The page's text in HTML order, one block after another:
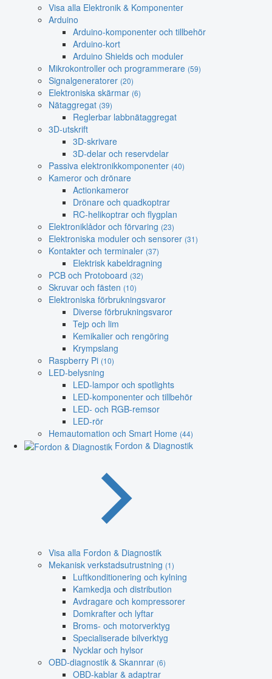
Visa alla Elektronik & Komponenter
Arduino
Arduino-komponenter och tillbehör
Arduino-kort
Arduino Shields och moduler
Mikrokontroller och programmerare (59)
Signalgeneratorer (20)
Elektroniska skärmar (6)
Nätaggregat (39)
Reglerbar labbnätaggregat
3D-utskrift
3D-skrivare
3D-delar och reservdelar
Passiva elektronikkomponenter (40)
Kameror och drönare
Actionkameror
Drönare och quadkoptrar
RC-helikoptrar och flygplan
Elektroniklådor och förvaring (23)
Elektroniska moduler och sensorer (31)
Kontakter och terminaler (37)
Elektrisk kabeldragning
PCB och Protoboard (32)
Skruvar och fästen (10)
Elektroniska förbrukningsvaror
Diverse förbrukningsvaror
Tejp och lim
Kemikalier och rengöring
Krympslang
Raspberry Pi (10)
LED-belysning
LED-lampor och spotlights
LED-komponenter och tillbehör
LED- och RGB-remsor
LED-rör
Hemautomation och Smart Home (44)
Fordon & Diagnostik
Visa alla Fordon & Diagnostik
Mekanisk verkstadsutrustning (1)
Luftkonditionering och kylning
Kamkedja och distribution
Avdragare och kompressorer
Domkrafter och lyftar
Broms- och motorverktyg
Specialiserade bilverktyg
Nycklar och hylsor
OBD-diagnostik & Skannrar (6)
OBD-kablar & adaptrar